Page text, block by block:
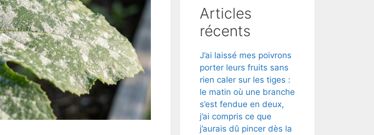
Articles
récents
J’ai laissé mes poivrons
porter leurs fruits sans
rien caler sur les tiges :
le matin où une branche
s’est fendue en deux,
j’ai compris ce que
j’aurais dû pincer dès la